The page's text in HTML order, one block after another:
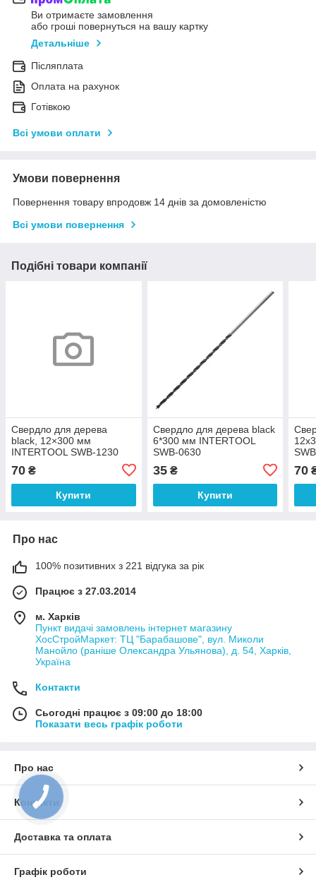
Ви отримаєте замовлення
або гроші повернуться на вашу картку
Детальніше
Післяплата
Оплата на рахунок
Готівкою
Всі умови оплати
Умови повернення
Повернення товару впродовж 14 днів за домовленістю
Всі умови повернення
Подібні товари компанії
Свердло для дерева
black, 12×300 мм
INTERTOOL SWB-1230
70 ₴
Купити
Свердло для дерева black
6*300 мм INTERTOOL
SWB-0630
35₴
Купити
70
Про нас
100% позитивних з 221 відгука за рік
Працює з 27.03.2014
м. Харків
Пункт видачі замовлень інтернет магазину
ХосСтройМаркет: ТЦ "Барабашове", вул. Миколи
Манойло (раніше Олександра Ульянова), д. 54, Харків,
Україна
Контакти
Сьогодні працює з 09:00 до 18:00
Показати весь графік роботи
Про нас
Контакти
Доставка та оплата
Графік роботи
КНОПКА
ЗВ'ЯЗКУ